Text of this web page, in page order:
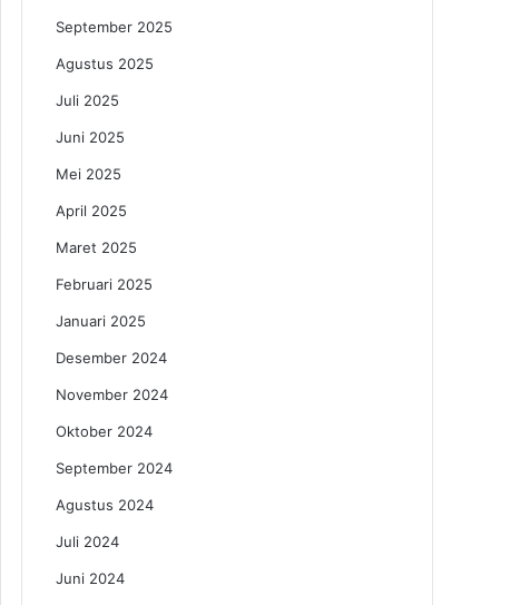
September 2025
Agustus 2025
Juli 2025
Juni 2025
Mei 2025
April 2025
Maret 2025
Februari 2025
Januari 2025
Desember 2024
November 2024
Oktober 2024
September 2024
Agustus 2024
Juli 2024
Juni 2024